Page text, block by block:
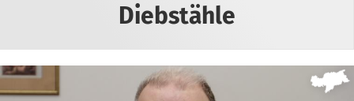
Diebstähle